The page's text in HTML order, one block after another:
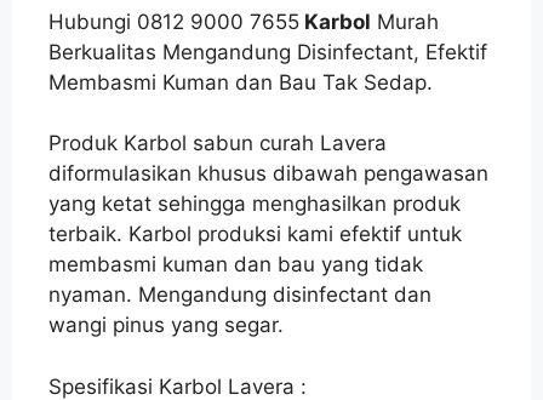
Hubungi 0812 9000 7655 Karbol Murah
Berkualitas Mengandung Disinfectant, Efektif
Membasmi Kuman dan Bau Tak Sedap.
Produk Karbol sabun curah Lavera
diformulasikan khusus dibawah pengawasan
yang ketat sehingga menghasilkan produk
terbaik. Karbol produksi kami efektif untuk
membasmi kuman dan bau yang tidak
nyaman. Mengandung disinfectant dan
wangi pinus yang segar.
Spesifikasi Karbol Lavera :